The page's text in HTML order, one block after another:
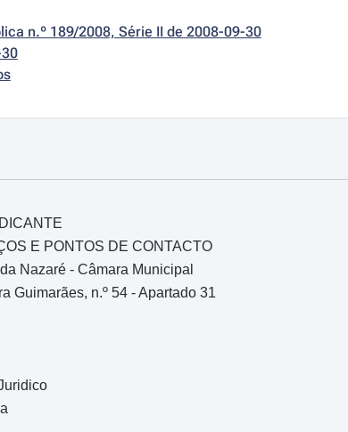
n.º 189/2008, Série II de 2008-09-30
E PONTOS DE CONTACTO
Nazaré - Câmara Municipal
Guimarães, n.º 54 - Apartado 31